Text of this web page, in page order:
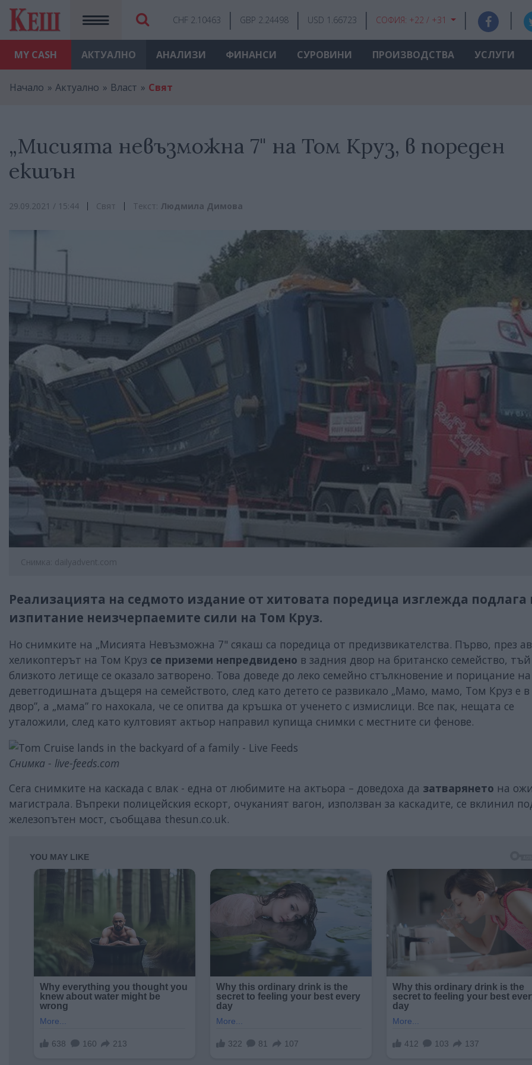
MY CASH
CHF 2.10463 GBP 2.24498 USD 1.66723 СОФИЯ: +22 / +31
АКТУАЛНО АНАЛИЗИ ФИНАНСИ СУРОВИНИ ПРОИЗВОДСТВА УСЛУГИ
Начало Актуално Власт Свят
„Мисията невъзможна 7" на Том Круз, в пореден
екшън
29.09.2021 / 15:44 Свят Текст: Людмила Димова
Снимка: dailyadvent.com
Реализацията на седмото издание от хитовата поредица изглежда подлага
изпитание неизчерпаемите сили на Том Круз.
Но снимките на „Мисията Невъзможна 7" сякаш са поредица от предизвикателства. Първо, през
хеликоптерът на Том Круз се приземи непредвидено в задния двор на британско семейство,
близкото летище се оказало затворено. Това доведе до леко семейно стълкновение и порицание на
деветгодишната дъщеря на семейството, след като детето се развикало „Мамо, мамо, Том Круз е
двор”, а „мама” го нахокала, че се опитва да кръшка от ученето с измислици. Все пак, нещата се
уталожили, след като култовият актьор направил купища снимки с местните си фенове.
Снимка - live-feeds.com
Сега снимките на каскада с влак - една от любимите на актьора – доведоха да затварянето на
магистрала. Въпреки полицейския ескорт, очуканият вагон, използван за каскадите, се вклинил
железопътен мост, съобщава thesun.co.uk.